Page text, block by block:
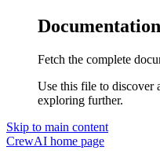
Fetch the complete
Use this file to discover
exploring further.
Skip to main content
CrewAI home page